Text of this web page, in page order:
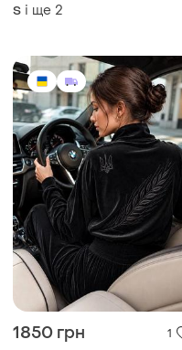
S і ще 2
1850 грн 1